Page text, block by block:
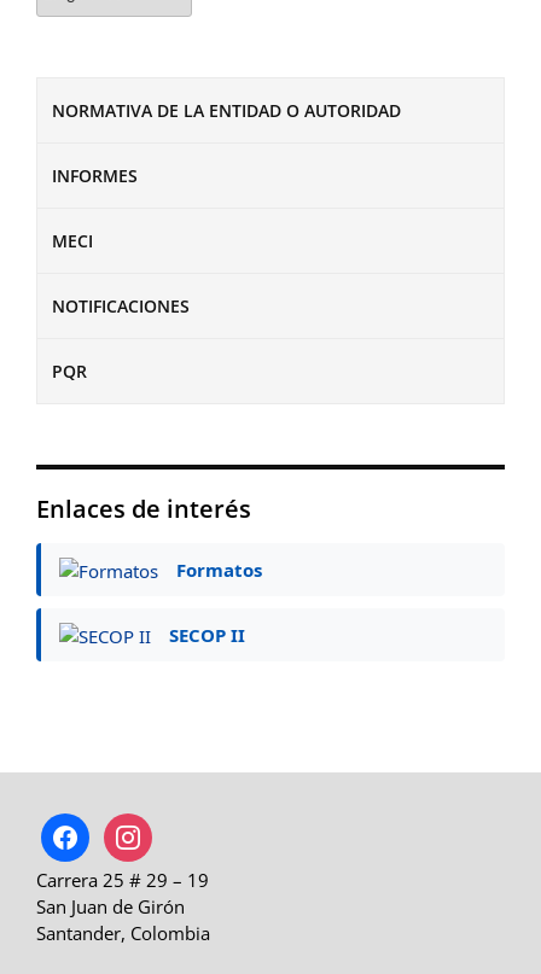
NORMATIVA DE LA ENTIDAD O AUTORIDAD
INFORMES
MECI
NOTIFICACIONES
PQR
Enlaces de interés
Formatos
SECOP II
facebookinstagram
Carrera 25 # 29 – 19
San Juan de Girón
Santander, Colombia